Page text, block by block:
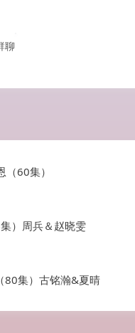
聊
60集）
）周兵＆赵晓雯
80集）古铭瀚&夏晴